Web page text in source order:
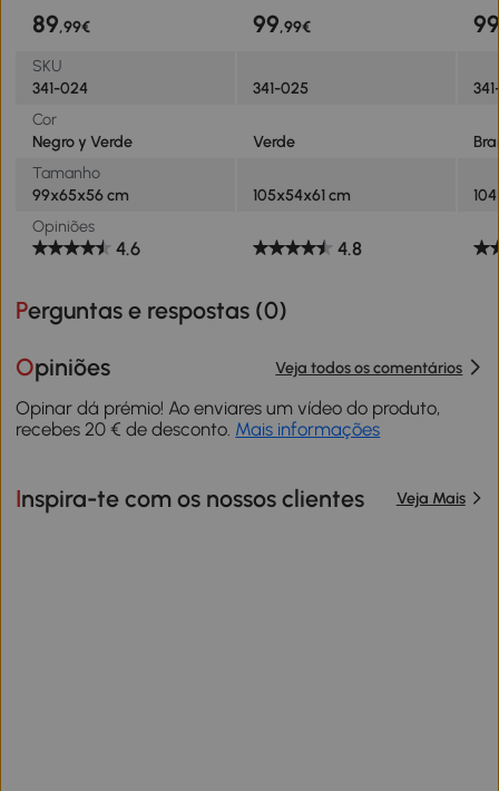
89,99€ 99,99€
SKU
341-024
341-025
Cor
Negro y Verde
Verde
Tamanho
99x65x56 cm
105x54x61 cm
Opiniões
4.6 4.8
Perguntas e respostas (0)
Opiniões Veja todos os comentários
Opinar dá prémio! Ao enviares um vídeo do produto,
recebes 20 € de desconto. Mais informações
Inspira-te com os nossos clientes Veja Mais